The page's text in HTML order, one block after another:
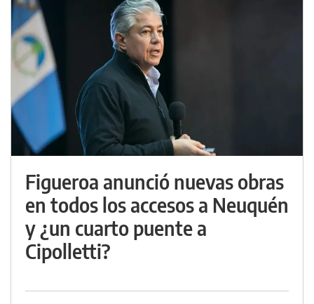
Figueroa anunció nuevas obras
en todos los accesos a Neuquén
y ¿un cuarto puente a
Cipolletti?